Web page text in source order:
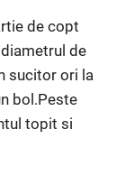
de copt
de
sucitor ori la
bol.Peste
topit si